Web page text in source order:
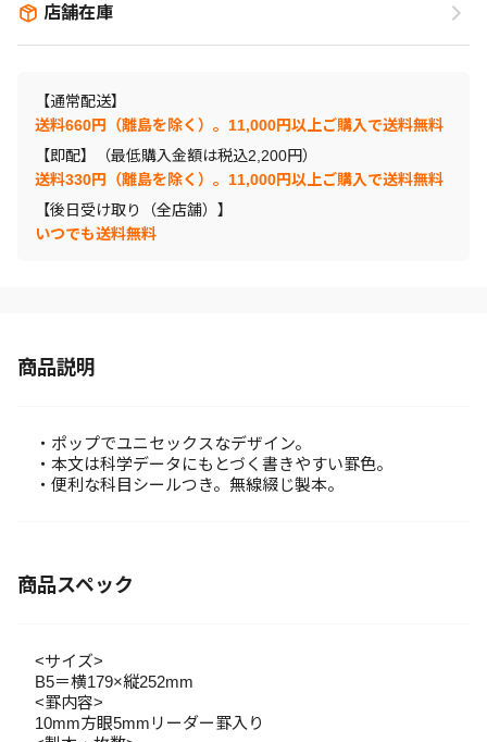
店舗在庫
【通常配送】
送料660円（離島を除く）。11,000円以上ご購入で送料無料
【即配】（最低購入金額は税込2,200円）
送料330円（離島を除く）。11,000円以上ご購入で送料無料
【後日受け取り（全店舗）】
いつでも送料無料
商品説明
・ポップでユニセックスなデザイン。
・本文は科学データにもとづく書きやすい罫色。
・便利な科目シールつき。無線綴じ製本。
商品スペック
<サイズ>
B5＝横179×縦252mm
<罫内容>
10mm方眼5mmリーダー罫入り